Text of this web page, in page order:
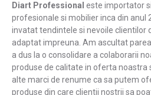
Diart Professional este importator
profesionale si mobilier inca din anul
invatat tendintele si nevoile clientilor
adaptat impreuna. Am ascultat
a dus la o consolidare a colaborarii
produse de calitate in oferta noastra
alte marci de renume ca sa putem
produse din care clientii nostrii sa